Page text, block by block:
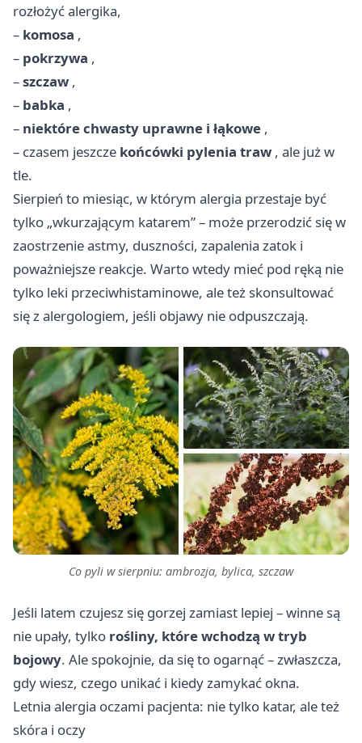
rozłożyć alergika,
– komosa ,
– pokrzywa ,
–szczaw ,
– babka ,
– niektóre chwasty uprawne i łąkowe ,
– czasem jeszcze końcówki pylenia traw , ale już w
tle.
Sierpień to miesiąc, w którym alergia przestaje być
tylko „wkurzającym katarem” – może przerodzić się w
zaostrzenie astmy, duszności, zapalenia zatok i
poważniejsze reakcje. Warto wtedy mieć pod ręką nie
tylko leki przeciwhistaminowe, ale też skonsultować
się z alergologiem, jeśli objawy nie odpuszczają.
Co pyli w sierpniu: ambrozja, bylica, szczaw
Jeśli latem czujesz się gorzej zamiast lepiej – winne są
nie upały, tylko rośliny, które wchodzą w tryb
bojowy. Ale spokojnie, da się to ogarnąć – zwłaszcza,
gdy wiesz, czego unikać i kiedy zamykać okna.
Letnia alergia oczami pacjenta: nie tylko katar, ale też
skóra i oczy